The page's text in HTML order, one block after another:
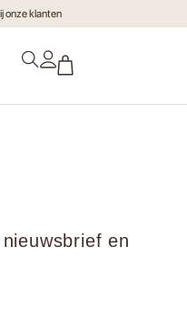
onze klanten
en